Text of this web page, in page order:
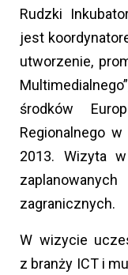
Rudzki
jest
utworzenie,
środków
Regionalnego
2013. Wizyta
zagranicznych.
W wizycie
z branży ICT i